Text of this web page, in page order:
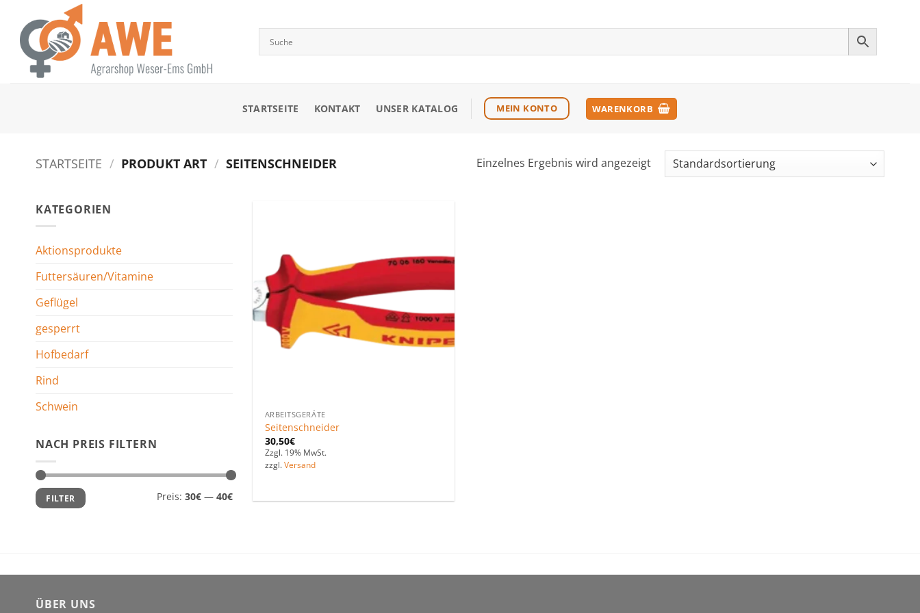
Inhalt
springen
STARTSEITE KONTAKT UNSER KATALOG MEIN KONTO WARENKORB
STARTSEITE / PRODUKT ART / SEITENSCHNEIDER Einzelnes Ergebnis wird angezeigt
KATEGORIEN
Aktionsprodukte
Futtersäuren/Vitamine
Geflügel
gesperrt
Hofbedarf
Rind
Schwein
NACH PREIS FILTERN
Min.
Preis
Max.
Preis
FILTER Preis: 30€— 40€
hinzufügen
ARBEITSGERÄTE
Seitenschneider
30,50€
Zzgl. 19% MwSt.
zzgl. Versand
ÜBER UNS